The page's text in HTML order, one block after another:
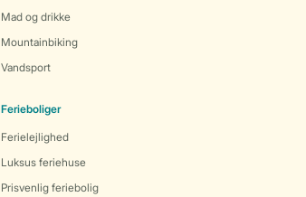
Mad og drikke
Mountainbiking
Vandsport
Ferieboliger
Ferielejlighed
Luksus feriehuse
Prisvenlig feriebolig